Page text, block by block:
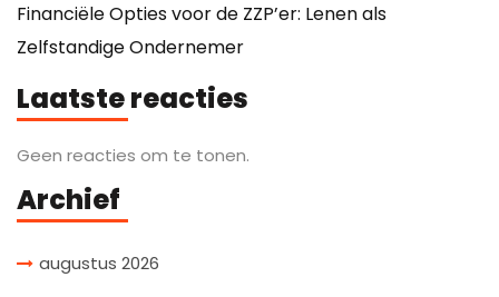
Financiële Opties voor de ZZP’er: Lenen als
Zelfstandige Ondernemer
Laatste reacties
Geen reacties om te tonen.
Archief
augustus 2026